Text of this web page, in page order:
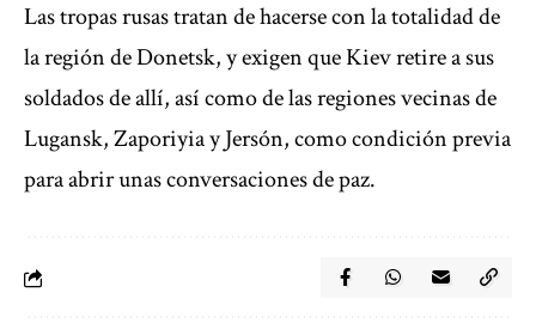
Las tropas rusas tratan de hacerse con la totalidad de
la región de Donetsk, y exigen que Kiev retire a sus
soldados de allí, así como de las regiones vecinas de
Lugansk, Zaporiyia y Jersón, como condición previa
para abrir unas conversaciones de paz.